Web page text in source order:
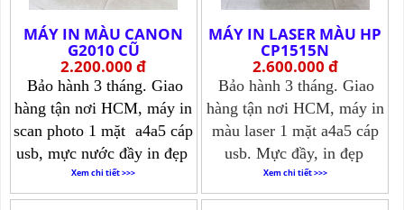
MÁY IN MÀU CANON
G2010 CŨ
2.200.000 đ
Bảo hành 3 tháng. Giao
hàng tận nơi HCM, máy in
scan photo 1 mặt a4a5 cáp
usb, mực nước đầy in đẹp
Xem chi tiết >>>
MÁY IN LASER MÀU HP
CP1515N
2.600.000 đ
Bảo hành 3 tháng. Giao
hàng tận nơi HCM, máy in
màu laser 1 mặt a4a5 cáp
usb. Mực đầy, in đẹp
Xem chi tiết >>>